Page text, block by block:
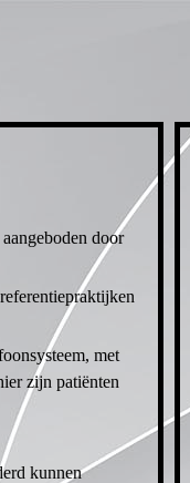
door
met
zijn patiënten
kunnen